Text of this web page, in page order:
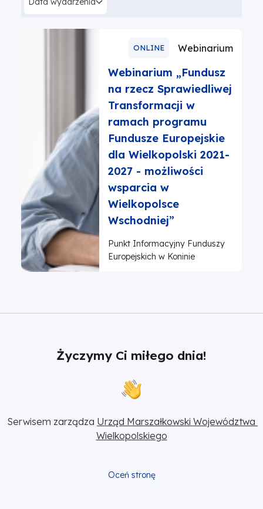
ONLINE Webinarium
Webinarium „Fundusz
na rzecz Sprawiedliwej
Transformacji w
ramach programu
Fundusze Europejskie
dla Wielkopolski 2021-
2027 - możliwości
wsparcia w
Wielkopolsce
Wschodniej”
Punkt Informacyjny Funduszy
Europejskich w Koninie
Życzymy Ci miłego dnia!
Serwisem zarządza Urząd Marszałkowski Województwa
Wielkopolskiego
Oceń stronę